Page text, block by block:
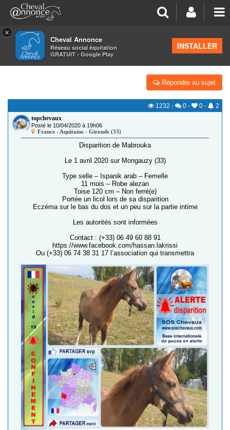
×
Cheval Annonce
Réseau social équitation
GRATUIT - Google Play
INSTALLER
>Petites annonces>Alertes aux chevaux volés
33 190 [DISPARU] MABROUKA
Répondre au sujet
1232 - 0 - 0 -
2
topchevaux
Posté le 10/04/2020 à 19h06
France - Aquitaine - Gironde (33)
Disparition de Mabrouka
Le 1 avril 2020 sur Mongauzy (33)
Type selle – Ispanik arab – Femelle
11 mois – Robe alezan
Toise 120 cm – Non ferré(e)
Portée un licol lors de sa disparition
Eczéma sur le bas du dos et un peu sur la partie intime
Les autorités sont informées
Contact : (+33) 06 49 60 88 91
https://www.facebook.com/hassan.lakrissi
Ou (+33) 06 74 38 31 17 l’association qui transmettra